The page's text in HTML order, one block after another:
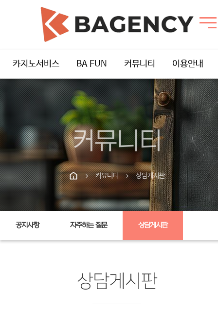
카지노서비스 BA FUN 커뮤니티 이용안내
커뮤니티
chevron_right 커뮤니티 chevron_right 상담게시판
공지사항 자주하는 질문 상담게시판
상담게시판